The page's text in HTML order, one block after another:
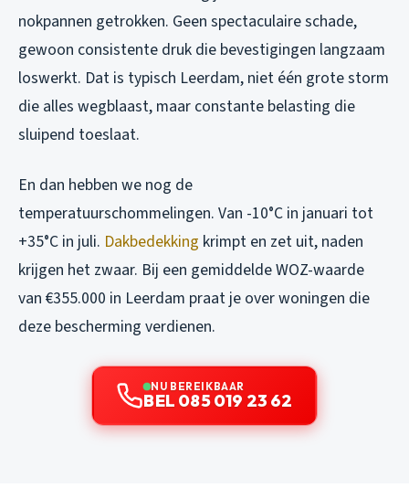
nokpannen getrokken. Geen spectaculaire schade,
gewoon consistente druk die bevestigingen langzaam
loswerkt. Dat is typisch Leerdam, niet één grote storm
die alles wegblaast, maar constante belasting die
sluipend toeslaat.
En dan hebben we nog de
temperatuurschommelingen. Van -10°C in januari tot
+35°C in juli. Dakbedekking krimpt en zet uit, naden
krijgen het zwaar. Bij een gemiddelde WOZ-waarde
van €355.000 in Leerdam praat je over woningen die
deze bescherming verdienen.
NU BEREIKBAAR
BEL 085 019 23 62